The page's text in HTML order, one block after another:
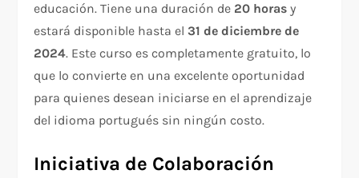
educación. Tiene una duración de 20 horas y
estará disponible hasta el31 de diciembre de
2024. Este curso es completamente gratuito, lo
que lo convierte en una excelente oportunidad
para quienes desean iniciarse en el aprendizaje
del idioma portugués sin ningún costo.
Iniciativa de Colaboración